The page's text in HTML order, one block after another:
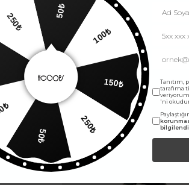
100₺
250₺
100₺
Tanıtım,
tarafıma
veriyorum.
'ni